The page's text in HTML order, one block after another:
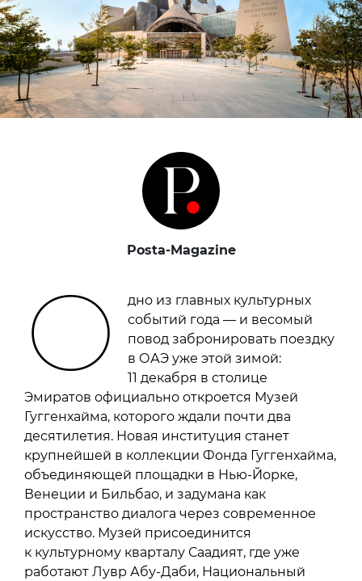
Posta-Magazine
О
дно из главных культурных
событий года — и весомый
повод забронировать поездку
в ОАЭ уже этой зимой:
11 декабря в столице
Эмиратов официально откроется Музей
Гуггенхайма, которого ждали почти два
десятилетия. Новая институция станет
крупнейшей в коллекции Фонда Гуггенхайма,
объединяющей площадки в Нью-Йорке,
Венеции и Бильбао, и задумана как
пространство диалога через современное
искусство. Музей присоединится
к культурному кварталу Саадият, где уже
работают Лувр Абу-Даби, Национальный